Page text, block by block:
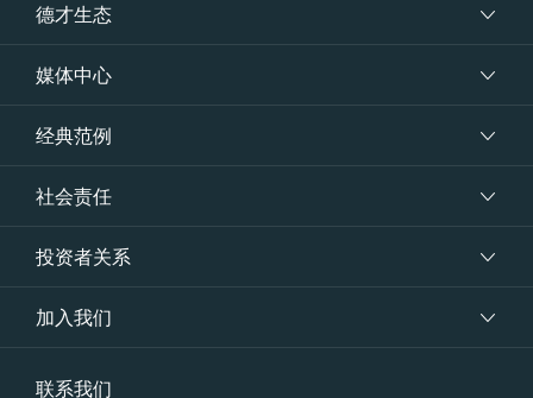
德才生态
媒体中心
经典范例
社会责任
投资者关系
加入我们
联系我们